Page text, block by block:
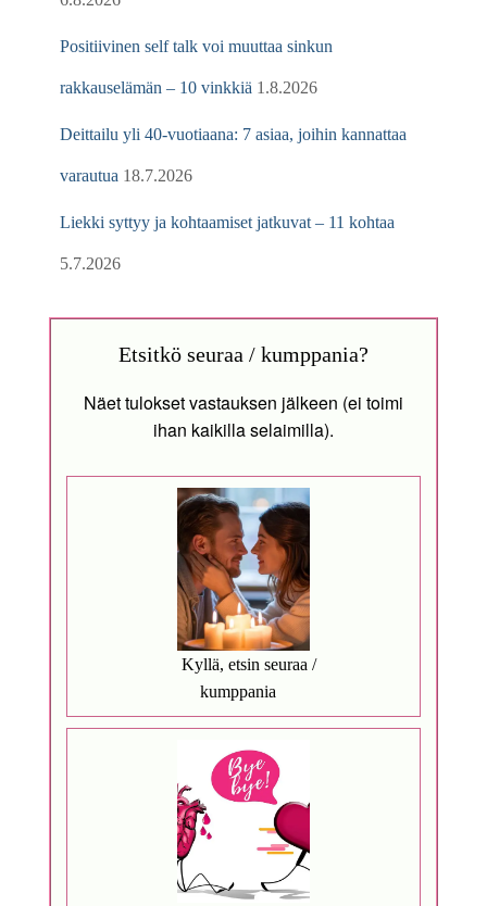
Positiivinen self talk voi muuttaa sinkun
rakkauselämän – 10 vinkkiä 1.8.2026
Deittailu yli 40-vuotiaana: 7 asiaa, joihin kannattaa
varautua 18.7.2026
Liekki syttyy ja kohtaamiset jatkuvat – 11 kohtaa
5.7.2026
Etsitkö seuraa / kumppania?
Näet tulokset vastauksen jälkeen (ei toimi
ihan kaikilla selaimilla).
Kyllä, etsin seuraa /
kumppania